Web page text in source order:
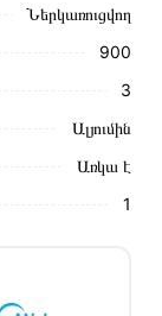
նշված
Ներկառուցվող
900
3
Ալյումին
Առկա է
1